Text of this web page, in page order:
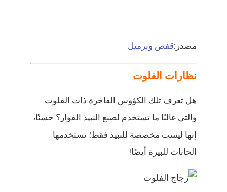
مصدر:قفص وبرميل
نظارات الفلوت
هل تعرف تلك الكؤوس الفاخرة ذات الفلوت
والتي غالبًا ما تستخدم لصنع النبيذ الفوار؟ حسنًا،
إنها ليست مخصصة للنبيذ فقط؛ تستخدمها
الحانات للبيرة أيضًا!